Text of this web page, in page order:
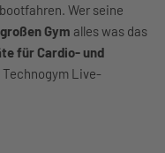
Wer seine
großen Gym alles was das
für Cardio- und
Live-